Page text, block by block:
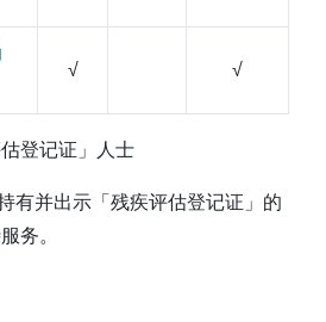
√ √
登记证」人士
并出示「残疾评估登记证」的
务。